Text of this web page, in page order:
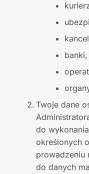
banki,
Twoje dane
do
określonych
prowadzeniu
do danych